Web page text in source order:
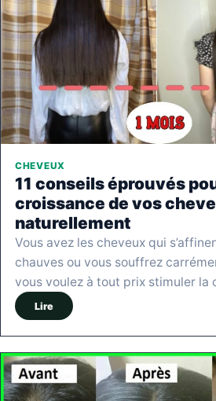
CHEVEUX
11 conseils éprouvés
croissance de vos
naturellement
Vous avez les cheveux qui
chauves ou vous souffrez
vous voulez à tout prix stimuler la
Lire